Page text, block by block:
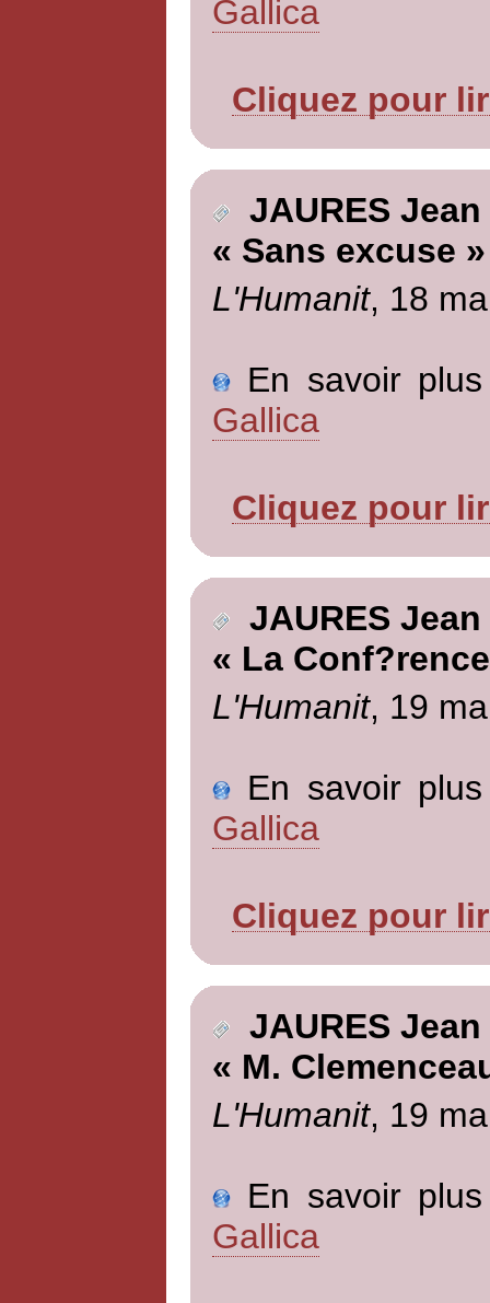
Gallica
Cliquez pour
JAURES Jean
« Sans excuse »
L'Humanit, 18
En savoir
Gallica
Cliquez pour
JAURES Jean
« La
L'Humanit, 19
En savoir
Gallica
Cliquez pour
JAURES Jean
« M.
L'Humanit, 19
En savoir
Gallica